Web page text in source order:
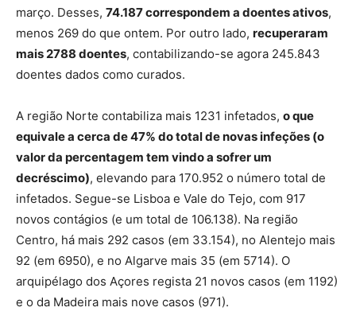
março. Desses, 74.187 correspondem a doentes ativos,
menos 269 do que ontem. Por outro lado, recuperaram
mais 2788 doentes, contabilizando-se agora 245.843
doentes dados como curados.
A região Norte contabiliza mais 1231 infetados, o que
equivale a cerca de 47% do total de novas infeções (o
valor da percentagem tem vindo a sofrer um
decréscimo), elevando para 170.952 o número total de
infetados. Segue-se Lisboa e Vale do Tejo, com 917
novos contágios (e um total de 106.138). Na região
Centro, há mais 292 casos (em 33.154), no Alentejo mais
92 (em 6950), e no Algarve mais 35 (em 5714). O
arquipélago dos Açores regista 21 novos casos (em 1192)
e o da Madeira mais nove casos (971).